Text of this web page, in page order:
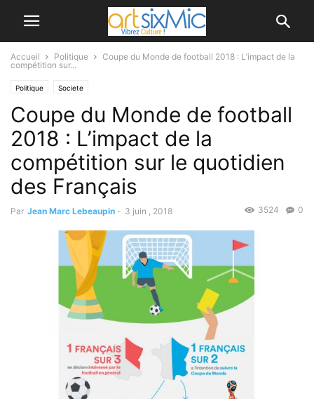
Accueil Politique
Coupe du Monde de football 2018 : L’impact de la
compétition sur...
Politique Societe
Coupe du Monde de football
2018 : L’impact de la
compétition sur le quotidien
des Français
Par Jean Marc Lebeaupin - 3 juin , 2018 0
3524